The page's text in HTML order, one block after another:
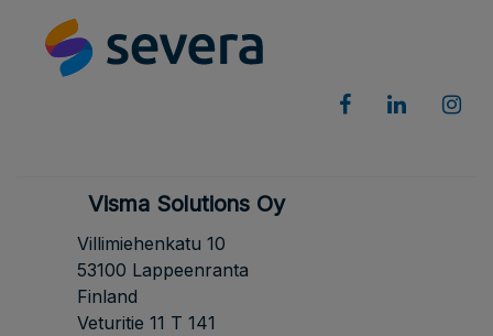
Visma Solutions Oy
Villimiehenkatu 10
53100 Lappeenranta
Finland
Veturitie 11 T 141